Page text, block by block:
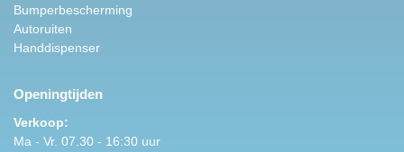
Bumperbescherming
Autoruiten
Handdispenser
Openingtijden
Verkoop:
Ma - Vr. 07.30 - 16:30 uur